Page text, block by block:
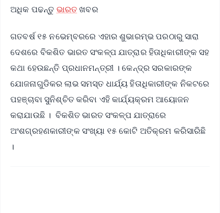
ଅଧିକ ପଢନ୍ତୁ ଭାରତଖବର
ଗତବର୍ଷ ୧୫ ନଭେମ୍ବରରେ ଏହାର ଶୁଭାରମ୍ଭ ପରଠାରୁ ସାରା
ଦେଶରେ ବିକଶିତ ଭାରତ ସଂକଳ୍ପ ଯାତ୍ରାର ହିତାଧିକାରୀଙ୍କ ସହ
କଥା ହେଉଛନ୍ତି ପ୍ରଧାନମନ୍ତ୍ରୀ । କେନ୍ଦ୍ର ସରକାରଙ୍କ
ଯୋଜନାଗୁଡିକର ଲାଭ ସମସ୍ତ ଧାର୍ଯ୍ୟ ହିତାଧିକାରୀଙ୍କ ନିକଟରେ
ପହଞ୍ଚାବା ସୁନିଶ୍ଚିତ କରିବା ଏହି କାର୍ଯ୍ୟକ୍ରମ ଆୟୋଜନ
କରାଯାଉଛି । ବିକଶିତ ଭାରତ ସଂକଳ୍ପ ଯାତ୍ରାରେ
ଅଂଶଗ୍ରହଣକାରୀଙ୍କ ସଂଖ୍ୟା ୧୫ କୋଟି ଅତିକ୍ରମ କରିସାରିଛି
।